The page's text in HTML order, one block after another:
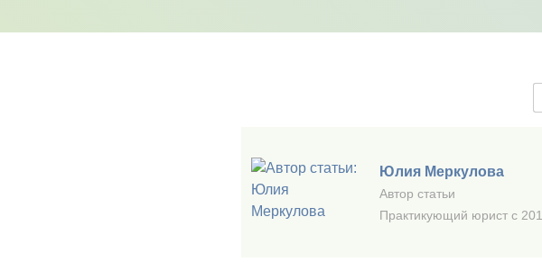
Юлия Меркулова
Автор статьи
Практикующий юрист с